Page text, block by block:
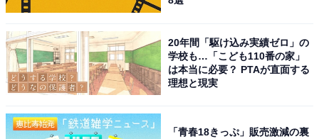
画像出典：日本テレビ『大病院占拠』公式サイト
20年間「駆け込み実績ゼロ」の
学校も…「こども110番の家」
は本当に必要？ PTAが直面する
理想と現実
「青春18きっぷ」販売激減の裏